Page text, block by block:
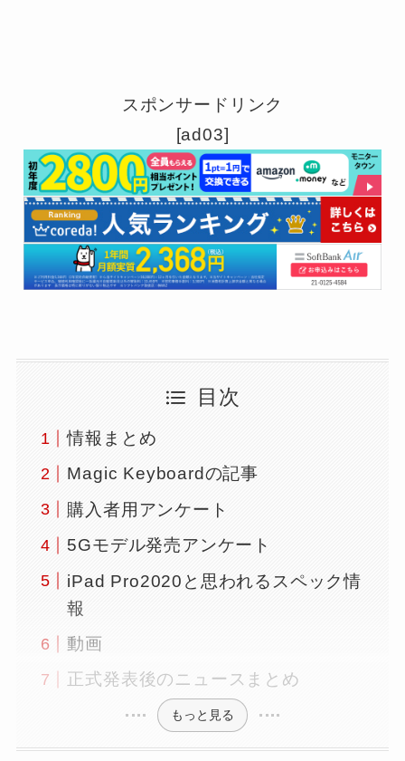
スポンサードリンク
[ad03]
目次
情報まとめ
Magic Keyboardの記事
購入者用アンケート
5Gモデル発売アンケート
iPad Pro2020と思われるスペック情
報
動画
正式発表後のニュースまとめ
もっと見る